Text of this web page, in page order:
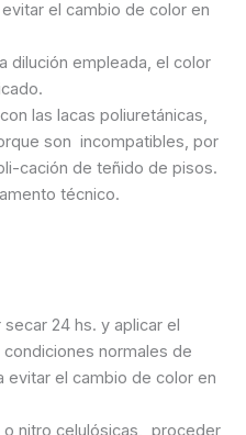
el cambio de color en
dilución empleada, el color
con las lacas poliuretánicas,
son incompatibles, por
cación de teñido de pisos.
técnico.
24 hs. y aplicar el
normales de
evitar el cambio de color en
o nitro celulósicas, proceder